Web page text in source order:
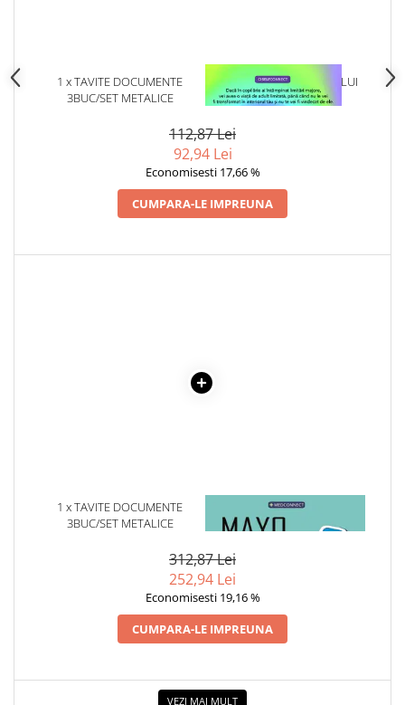
1 x TAVITE DOCUMENTE
3BUC/SET METALICE
1 x VINDECAREA COPILULUI
INTERIOR
112,87 Lei
92,94 Lei
Economisesti 17,66 %
CUMPARA-LE IMPREUNA
1 x TAVITE DOCUMENTE
3BUC/SET METALICE
1 x MAYO CLINIC. CARTEA
ESENTIALA DESPRE DIABETUL
312,87 Lei
252,94 Lei
Economisesti 19,16 %
CUMPARA-LE IMPREUNA
VEZI MAI MULT